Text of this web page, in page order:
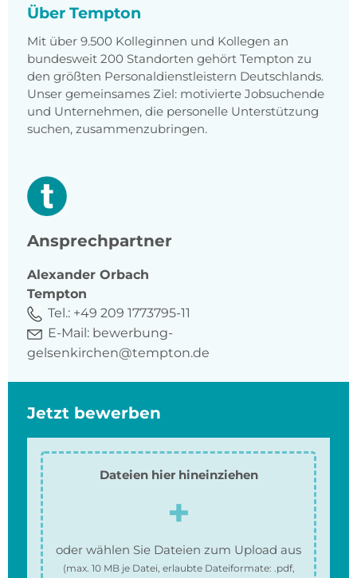
Über Tempton
Mit über 9.500 Kolleginnen und Kollegen an
bundesweit 200 Standorten gehört Tempton zu
den größten Personaldienstleistern Deutschlands.
Unser gemeinsames Ziel: motivierte Jobsuchende
und Unternehmen, die personelle Unterstützung
suchen, zusammenzubringen.
Ansprechpartner
Alexander Orbach
Tempton
Tel.: +49 209 1773795-11
E-Mail: bewerbung-
gelsenkirchen@tempton.de
Jetzt bewerben
Dateien hier hineinziehen
oder wählen Sie Dateien zum Upload aus
(max. 10 MBje Datei, erlaubte Dateiformate: .pdf,